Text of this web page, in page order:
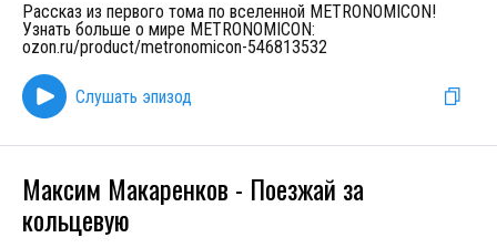
Рассказ из первого тома по вселенной METRONOMICON!
Узнать больше о мире METRONOMICON:
ozon.ru/product/metronomicon-546813532
Слушать эпизод
Максим Макаренков - Поезжай за
кольцевую